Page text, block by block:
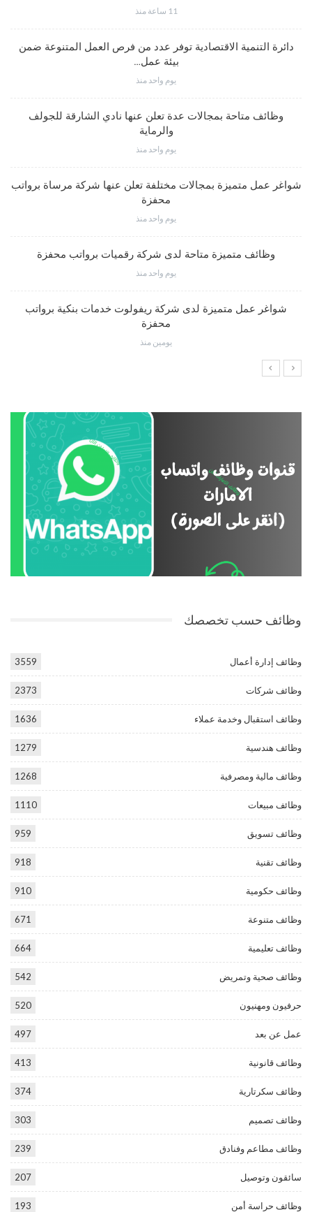
11 ساعة منذ
دائرة التنمية الاقتصادية توفر عدد من فرص العمل المتنوعة ضمن
بيئة عمل…
يوم واحد منذ
وظائف متاحة بمجالات عدة تعلن عنها نادي الشارقة للجولف
والرماية
يوم واحد منذ
شواغر عمل متميزة بمجالات مختلفة تعلن عنها شركة مرساة برواتب
محفزة
يوم واحد منذ
وظائف متميزة متاحة لدى شركة رقميات برواتب محفزة
يوم واحد منذ
شواغر عمل متميزة لدى شركة ريفولوت خدمات بنكية برواتب
محفزة
يومين منذ
وظائف حسب تخصصك
وظائف إدارة أعمال 3559
وظائف شركات 2373
وظائف استقبال وخدمة عملاء 1636
وظائف هندسية 1279
وظائف مالية ومصرفية 1268
وظائف مبيعات 1110
وظائف تسويق 959
وظائف تقنية 918
وظائف حكومية 910
وظائف متنوعة 671
وظائف تعليمية 664
وظائف صحية وتمريض 542
حرفيون ومهنيون 520
عمل عن بعد 497
وظائف قانونية 413
وظائف سكرتارية 374
وظائف تصميم 303
وظائف مطاعم وفنادق 239
سائقون وتوصيل 207
وظائف حراسة أمن 193